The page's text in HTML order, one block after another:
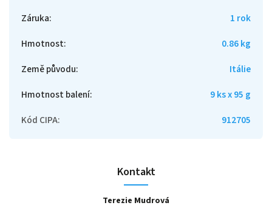
Záruka:
1 rok
Hmotnost:
0.86 kg
Země původu:
Itálie
Hmotnost balení:
9 ks x 95 g
Kód CIPA: 912705
Kontakt
Terezie Mudrová